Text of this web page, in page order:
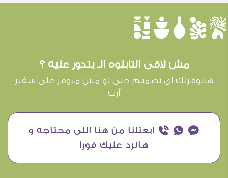
èûôçê
مش لاقى التابلوه الـ بتدور عليه ؟
هانوفرلك اى تصميم حتى لو مش متوفر على سفير
آرت
¥ ₧ ƒ ابعتلنا من هنا اللى محتاجه و
هانرد عليك فورا